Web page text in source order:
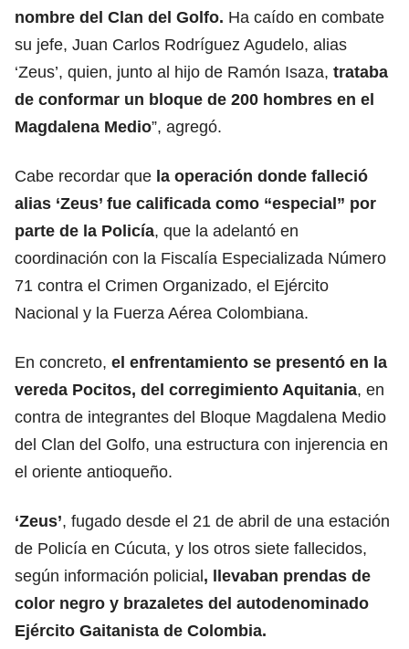
nombre del Clan del Golfo. Ha caído en combate
su jefe, Juan Carlos Rodríguez Agudelo, alias
‘Zeus’, quien, junto al hijo de Ramón Isaza, trataba
de conformar un bloque de 200 hombres en el
Magdalena Medio”, agregó.
Cabe recordar que la operación donde falleció
alias ‘Zeus’ fue calificada como “especial” por
parte de la Policía, que la adelantó en
coordinación con la Fiscalía Especializada Número
71 contra el Crimen Organizado, el Ejército
Nacional y la Fuerza Aérea Colombiana.
En concreto, el enfrentamiento se presentó en la
vereda Pocitos, del corregimiento Aquitania, en
contra de integrantes del Bloque Magdalena Medio
del Clan del Golfo, una estructura con injerencia en
el oriente antioqueño.
‘Zeus’, fugado desde el 21 de abril de una estación
de Policía en Cúcuta, y los otros siete fallecidos,
según información policial, llevaban prendas de
color negro y brazaletes del autodenominado
Ejército Gaitanista de Colombia.